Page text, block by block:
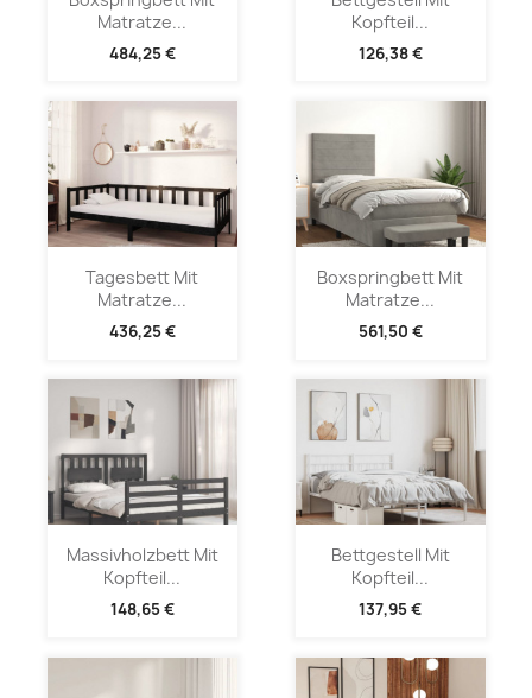
Matratze...
484,25 €
Kopfteil...
126,38 €
Tagesbett Mit
Matratze...
436,25 €
Boxspringbett Mit
Matratze...
561,50 €
Massivholzbett Mit
Kopfteil...
148,65 €
Bettgestell Mit
Kopfteil...
137,95 €